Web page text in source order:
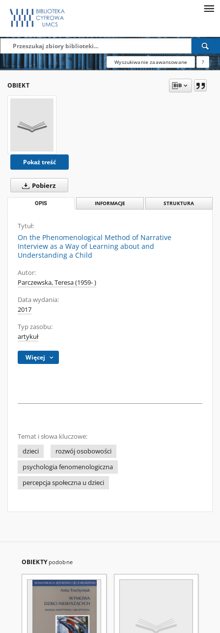
Wyszukiwanie zaawansowane ?
OBIEKT
Pokaż treść
Pobierz
OPIS INFORMACJE STRUKTURA
Tytuł:
On the Phenomenological Method of Narrative
Interview as a Way of Learning about and
Understanding a Child
Autor:
Parczewska, Teresa (1959- )
Data wydania:
2017
Typ zasobu:
artykuł
Więcej
Temat i słowa kluczowe:
dzieci
rozwój osobowości
psychologia fenomenologiczna
percepcja społeczna u dzieci
OBIEKTY podobne